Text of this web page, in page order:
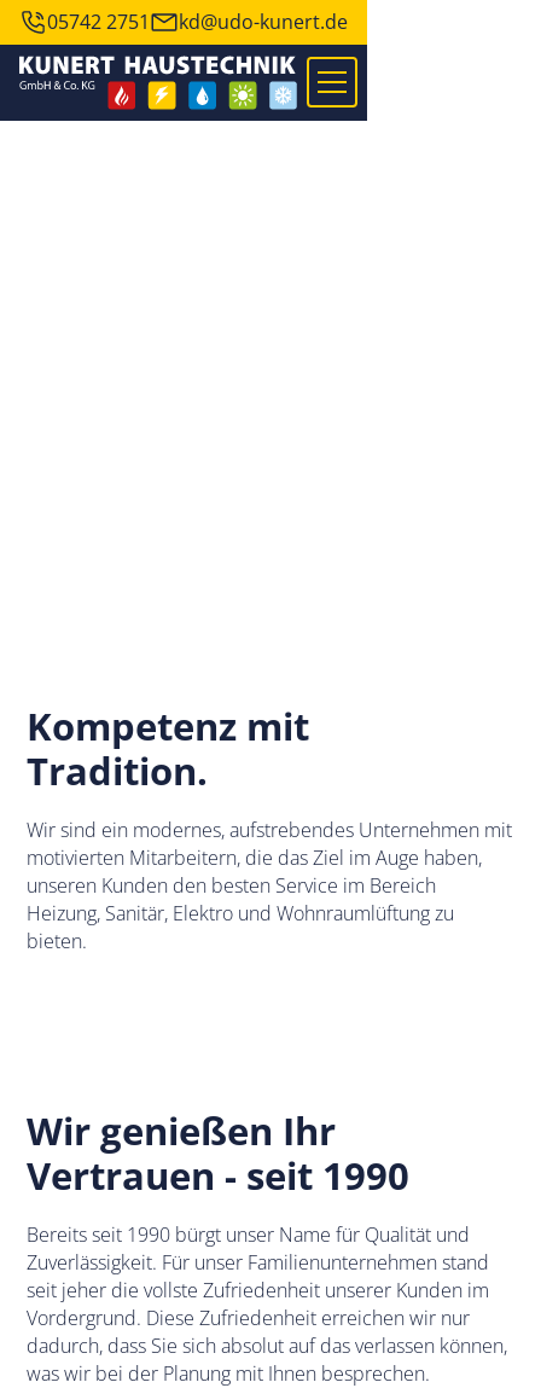
05742 2751 kd@udo-kunert.de
Kompetenz mit
Tradition.
Wir sind ein modernes, aufstrebendes Unternehmen mit
motivierten Mitarbeitern, die das Ziel im Auge haben,
unseren Kunden den besten Service im Bereich
Heizung, Sanitär, Elektro und Wohnraumlüftung zu
bieten.
Wir genießen Ihr
Vertrauen - seit 1990
Bereits seit 1990 bürgt unser Name für Qualität und
Zuverlässigkeit. Für unser Familienunternehmen stand
seit jeher die vollste Zufriedenheit unserer Kunden im
Vordergrund. Diese Zufriedenheit erreichen wir nur
dadurch, dass Sie sich absolut auf das verlassen können,
was wir bei der Planung mit Ihnen besprechen.